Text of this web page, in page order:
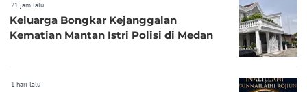
21 jam lalu
Keluarga Bongkar Kejanggalan
Kematian Mantan Istri Polisi di Medan
1 hari lalu